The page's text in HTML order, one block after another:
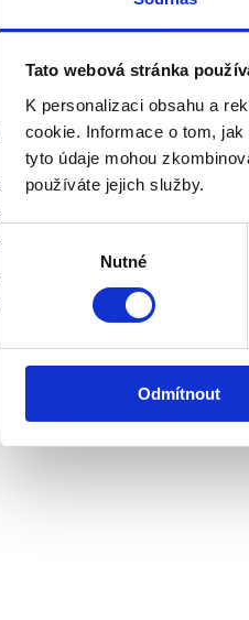
Tato webová stránka
K personalizaci obsahu a
cookie. Informace o tom,
tyto údaje mohou
používáte jejich služby.
Nutné
Odmítnout
systém
námi, tím víc
firmě používáme
platový
každý společný rok
ohodnocení.